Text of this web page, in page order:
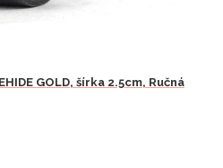
GOLD, šírka 2.5cm, Ručná